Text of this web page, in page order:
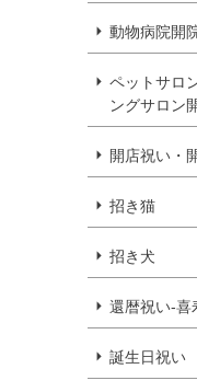
動物病院開
ペットサロ
ングサロン
開店祝い・
招き猫
招き犬
還暦祝い-喜
誕生日祝い